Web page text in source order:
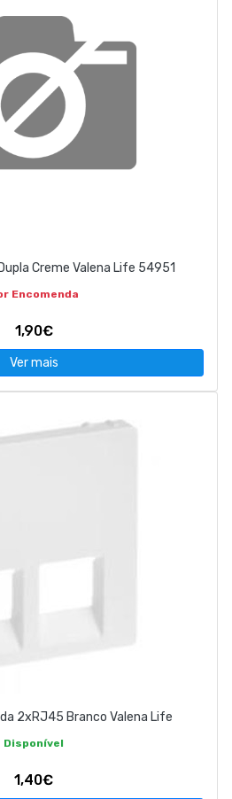
Creme Valena Life 54951
Encomenda
1,90€
Ver mais
2xRJ45 Branco Valena Life
Disponível
1,40€